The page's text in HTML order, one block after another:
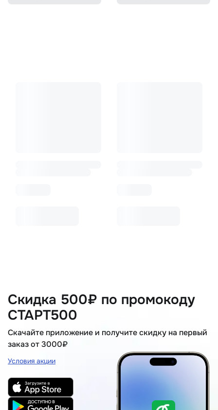
Скидка 500₽ по промокоду
СТАРТ500
Скачайте приложение и получите скидку на первый
заказ от 3000₽
Условия акции